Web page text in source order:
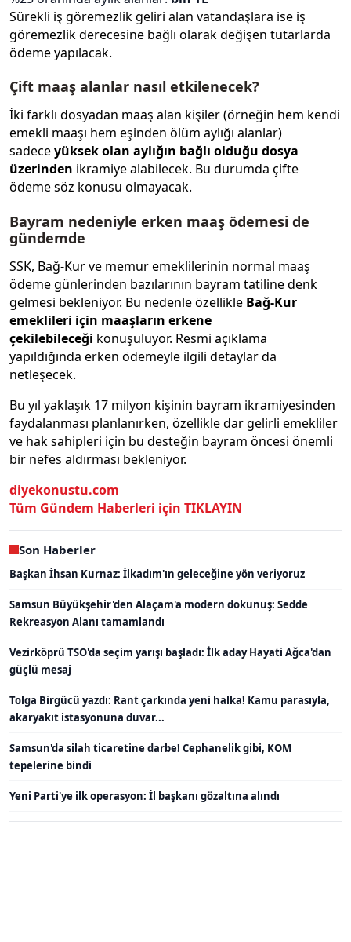
Sürekli iş göremezlik geliri alan vatandaşlara ise iş
göremezlik derecesine bağlı olarak değişen tutarlarda
ödeme yapılacak.
Çift maaş alanlar nasıl etkilenecek?
İki farklı dosyadan maaş alan kişiler (örneğin hem kendi
emekli maaşı hem eşinden ölüm aylığı alanlar)
sadeceyüksek olan aylığın bağlı olduğu dosya
üzerinden ikramiye alabilecek. Bu durumda çifte
ödeme söz konusu olmayacak.
Bayram nedeniyle erken maaş ödemesi de
gündemde
SSK, Bağ-Kur ve memur emeklilerinin normal maaş
ödeme günlerinden bazılarının bayram tatiline denk
gelmesi bekleniyor. Bu nedenle özellikle Bağ-Kur
emeklileri için maaşların erkene
çekilebileceği konuşuluyor. Resmi açıklama
yapıldığında erken ödemeyle ilgili detaylar da
netleşecek.
Bu yıl yaklaşık 17 milyon kişinin bayram ikramiyesinden
faydalanması planlanırken, özellikle dar gelirli emekliler
ve hak sahipleri için bu desteğin bayram öncesi önemli
bir nefes aldırması bekleniyor.
diyekonustu.com
Tüm Gündem Haberleri için TIKLAYIN
Son Haberler
Başkan İhsan Kurnaz: İlkadım'ın geleceğine yön veriyoruz
Samsun Büyükşehir'den Alaçam'a modern dokunuş: Sedde
Rekreasyon Alanı tamamlandı
Vezirköprü TSO'da seçim yarışı başladı: İlk aday Hayati Ağca'dan
güçlü mesaj
Tolga Birgücü yazdı: Rant çarkında yeni halka! Kamu parasıyla,
akaryakıt istasyonuna duvar...
Samsun'da silah ticaretine darbe! Cephanelik gibi, KOM
tepelerine bindi
Yeni Parti'ye ilk operasyon: İl başkanı gözaltına alındı